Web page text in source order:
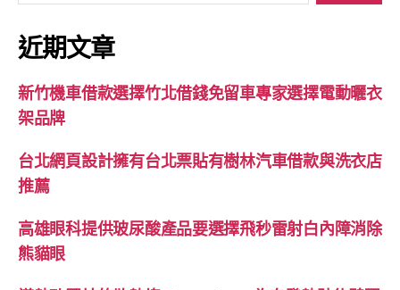
關
鍵
字:
近期文章
新竹機車借款選擇竹北借錢免留車專家選擇電動曬衣
架品牌
台北網頁設計擁有台北票貼有樹林汽車借款與洗衣店
推薦
高雄眼科提供玻尿酸產品要選擇飛秒雷射白內障消除
熊貓眼